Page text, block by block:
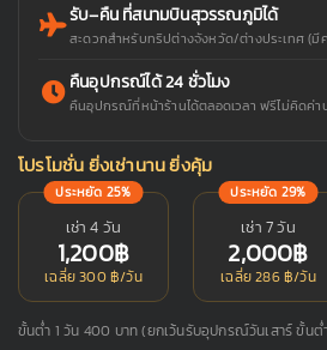
รับ–คืน ที่สนามบินสุวรรณภูมิได้
สะดวกสำหรับทริปต่างจังหวัด/ต่างประเทศ (มี
คืนอุปกรณ์ได้ 24 ชั่วโมง
คืนอุปกรณ์ที่หน้าร้านได้ตลอดเวลา ฟรีไม่คิดค่า
โปรโมชั่น ยิ่งเช่านาน ยิ่งคุ้ม
ประหยัด 25%
เช่า 4 วัน
1,200฿
เฉลี่ย 300 ฿/วัน
ประหยัด 29%
เช่า 7 วัน
2,000฿
เฉลี่ย 286 ฿/วัน
ขั้นต่ำ 1 วัน 400 บาท (ยกเว้นรับอุปกรณ์วันเสาร์ ขั้นต่